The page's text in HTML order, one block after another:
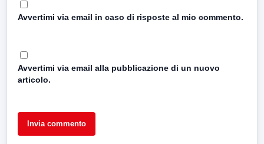
Avvertimi via email in caso di risposte al mio commento.
Avvertimi via email alla pubblicazione di un nuovo
articolo.